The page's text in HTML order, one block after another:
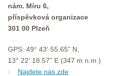
nám. Míru 6,
příspěvková organizace
301 00 Plzeň
GPS: 49° 43‘ 55.65” N,
13° 22‘ 18.57” E (347 m n.m.)
Najdete nás zde